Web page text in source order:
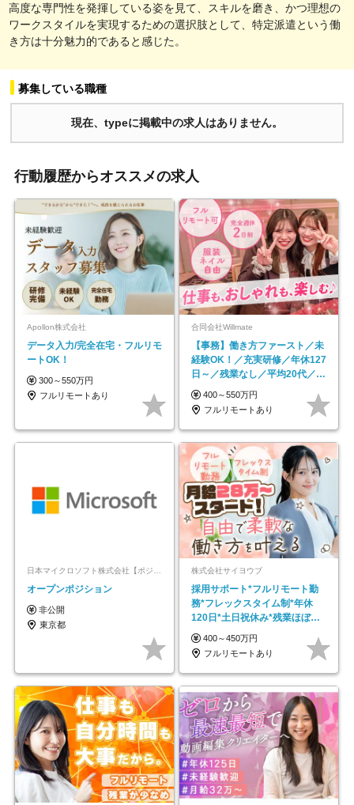
高度な専門性を発揮している姿を見て、スキルを磨き、かつ理想の
ワークスタイルを実現するための選択肢として、特定派遣という働
き方は十分魅力的であると感じた。
募集している職種
現在、typeに掲載中の求人はありません。
行動履歴からオススメの求人
Apollon株式会社
データ入力/完全在宅・フルリモ
ートOK！
300～550万円
フルリモートあり
合同会社Willmate
【事務】働き方ファースト／未
経験OK！／充実研修／年休127
日～／残業なし／平均20代／リ
モートOK
400～550万円
フルリモートあり
日本マイクロソフト株式会社【ポジションマッチ登録】
オープンポジション
非公開
東京都
株式会社サイヨウブ
採用サポート*フルリモート勤
務*フレックスタイム制*年休
120日*土日祝休み*残業ほぼな
し*育児中社員8割以上
400～450万円
フルリモートあり